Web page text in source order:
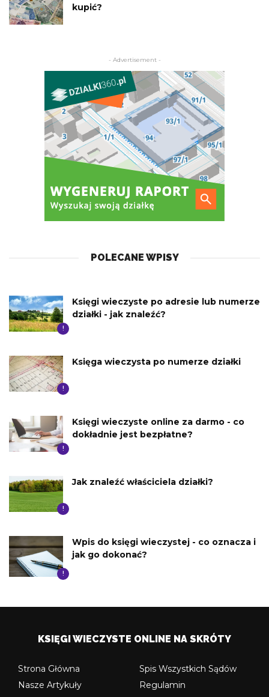
kupić?
- Advertisement -
POLECANE WPISY
!
Księgi wieczyste po adresie lub numerze
działki - jak znaleźć?
!
Księga wieczysta po numerze działki
!
Księgi wieczyste online za darmo - co
dokładnie jest bezpłatne?
!
Jak znaleźć właściciela działki?
!
Wpis do księgi wieczystej - co oznacza i
jak go dokonać?
KSIĘGI WIECZYSTE ONLINE NA SKRÓTY
Strona Główna
Nasze Artykuły
Spis Wszystkich Sądów
Regulamin